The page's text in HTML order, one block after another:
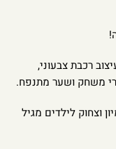
285×224 ס”מ בעיצוב רכבת צבעוני,
וצחוק לילדים מגיל